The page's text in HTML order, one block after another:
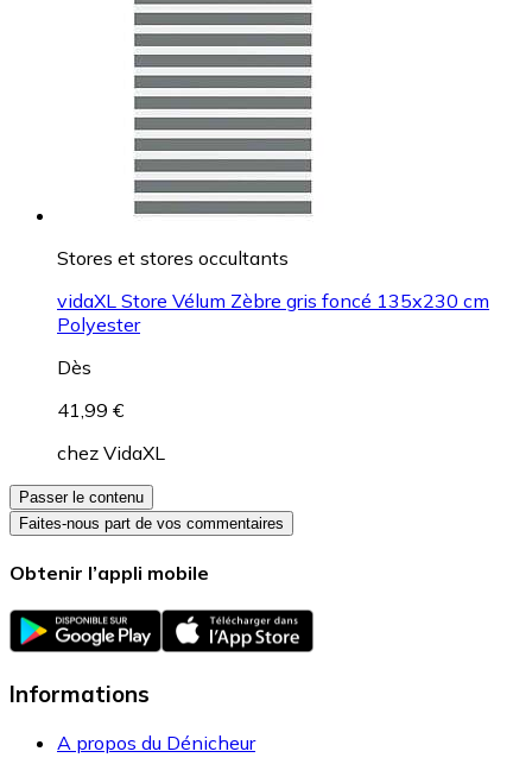
Stores et stores occultants
vidaXL Store Vélum Zèbre gris foncé 135x230 cm
Polyester
Dès
41,99 €
chez VidaXL
Passer le contenu
Faites-nous part de vos commentaires
Obtenir l’appli mobile
Informations
A propos du Dénicheur